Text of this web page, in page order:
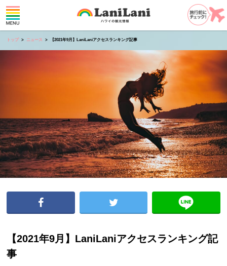
トップ ニュース 【2021年9月】LaniLaniアクセスランキング記事
【2021年9月】LaniLaniアクセスランキング記
事